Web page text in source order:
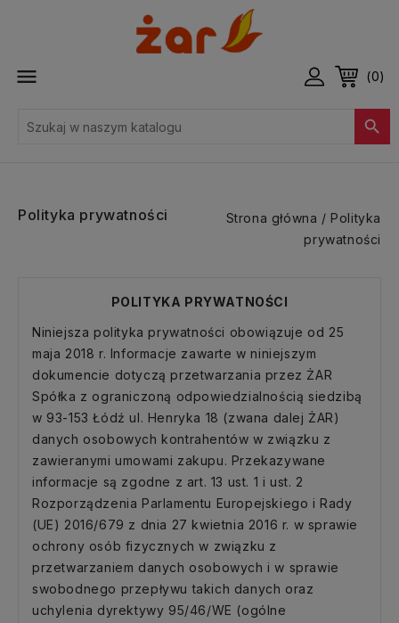
 (0)

Polityka prywatności Strona główna
Polityka
prywatności
POLITYKA PRYWATNOŚCI
Niniejsza polityka prywatności obowiązuje od 25
maja 2018 r. Informacje zawarte w niniejszym
dokumencie dotyczą przetwarzania przez ŻAR
Spółka z ograniczoną odpowiedzialnością siedzibą
w 93-153 Łódź ul. Henryka 18 (zwana dalej ŻAR)
danych osobowych kontrahentów w związku z
zawieranymi umowami zakupu. Przekazywane
informacje są zgodne z art. 13 ust. 1 i ust. 2
Rozporządzenia Parlamentu Europejskiego i Rady
(UE) 2016/679 z dnia 27 kwietnia 2016 r. w sprawie
ochrony osób fizycznych w związku z
przetwarzaniem danych osobowych i w sprawie
swobodnego przepływu takich danych oraz
uchylenia dyrektywy 95/46/WE (ogólne